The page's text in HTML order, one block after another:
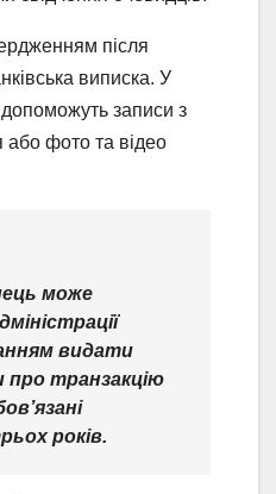
після
виписка. У
записи з
фото та відео
може
видати
про транзакцію
років.